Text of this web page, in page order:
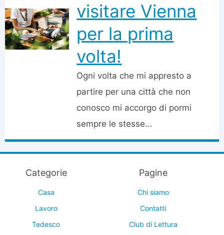
visitare Vienna
per la prima
volta!
Ogni volta che mi appresto a
partire per una città che non
conosco mi accorgo di pormi
sempre le stesse...
Categorie
Casa
Lavoro
Tedesco
Pagine
Chi siamo
Contatti
Club di Lettura